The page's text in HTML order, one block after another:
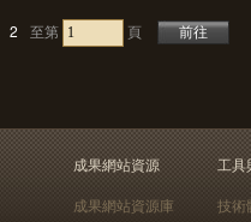
2 至第 頁
成果網站資源
成果網站資源庫
工具
技術